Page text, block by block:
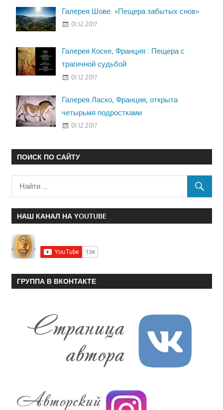
Галерея Шове. «Пещера забытых снов»
01.12.2017
Галерея Коске, Франция : Пещера с
трагичной судьбой
01.12.2017
Галерея Ласко, Франция, открыта
четырьмя подростками
01.12.2017
ПОИСК ПО САЙТУ
НАШ КАНАЛ НА YOUTUBE
ГРУППА В ВКОНТАКТЕ